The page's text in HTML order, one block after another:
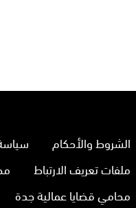
الشروط والأحكام
ملفات تعريف الارتباط
محامي قضايا عمالية جدة